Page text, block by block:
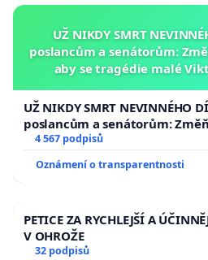
UŽ NIKDY SMRT
poslancům a senátorům:
aby se tragédie malé
UŽ NIKDY SMRT NEVINNÉHO
poslancům a senátorům:
aby se tragédie malé Viktorky
4 567 podpisů
Oznámení o transparentnosti
PETICE ZA RYCHLEJŠÍ A
V OHROŽE
32 podpisů